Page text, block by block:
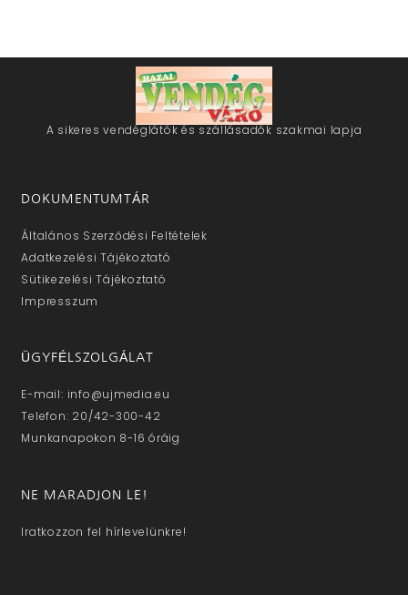
A sikeres vendéglátók és szállásadók szakmai lapja
DOKUMENTUMTÁR
Általános Szerződési Feltételek
Adatkezelési Tájékoztató
Sütikezelési Tájékoztató
Impresszum
ÜGYFÉLSZOLGÁLAT
E-mail: info@ujmedia.eu
Telefon: 20/42-300-42
Munkanapokon 8-16 óráig
NE MARADJON LE!
Iratkozzon fel hírlevelünkre!